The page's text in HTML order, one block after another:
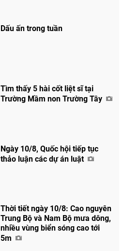
Dấu ấn trong tuần
Tìm thấy 5 hài cốt liệt sĩ tại
Trường Mầm non Trường Tây
Ngày 10/8, Quốc hội tiếp tục
thảo luận các dự án luật
Thời tiết ngày 10/8: Cao nguyên
Trung Bộ và Nam Bộ mưa dông,
nhiều vùng biển sóng cao tới
5m